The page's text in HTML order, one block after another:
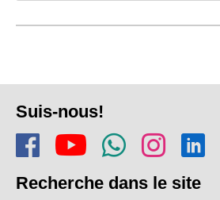
de
page
Suis-nous!
Rejoins-nous
Regarde-
Recherche dans le site